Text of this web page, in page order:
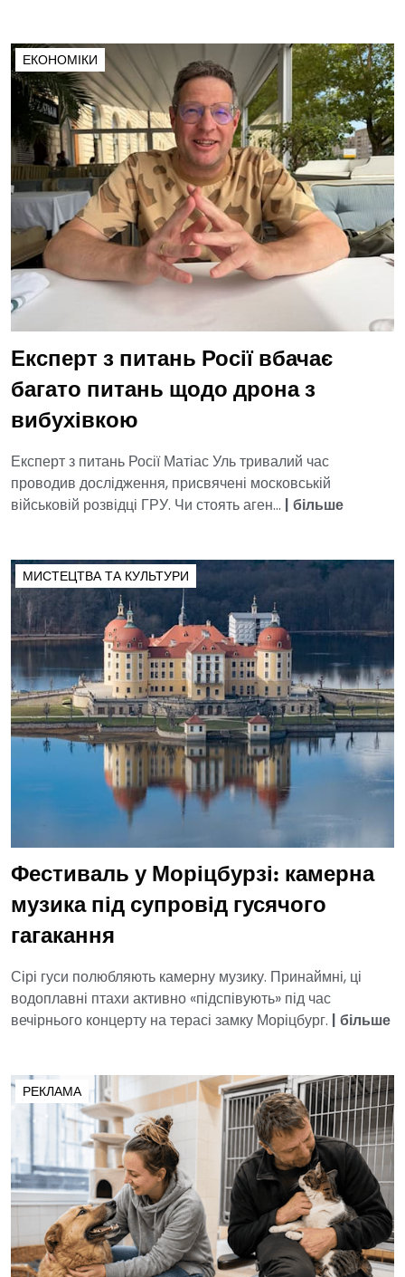
ЕКОНОМІКИ
Експерт з питань Росії вбачає
багато питань щодо дрона з
вибухівкою
Експерт з питань Росії Матіас Уль тривалий час
проводив дослідження, присвячені московській
військовій розвідці ГРУ. Чи стоять аген... | більше
МИСТЕЦТВА ТА КУЛЬТУРИ
Фестиваль у Моріцбурзі: камерна
музика під супровід гусячого
гагакання
Сірі гуси полюбляють камерну музику. Принаймні, ці
водоплавні птахи активно «підспівують» під час
вечірнього концерту на терасі замку Моріцбург. | більше
РЕКЛАМА